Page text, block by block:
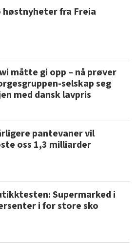
høstnyheter fra Freia
måtte gi opp – nå prøver
selskap seg
med dansk lavpris
pantevaner vil
oss 1,3 milliarder
Supermarked i
i for store sko